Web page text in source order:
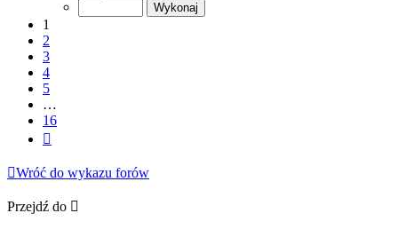
1
2
3
4
5
…
16
Wróć do wykazu forów
Przejdź do